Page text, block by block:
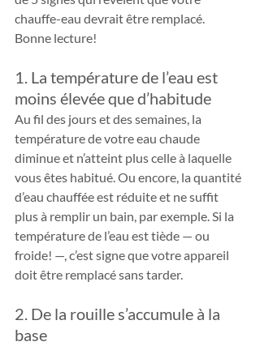
chauffe-eau devrait être remplacé.
Bonne lecture!
1. La température de l’eau est
moins élevée que d’habitude
Au fil des jours et des semaines, la
température de votre eau chaude
diminue et n’atteint plus celle à laquelle
vous êtes habitué. Ou encore, la quantité
d’eau chauffée est réduite et ne suffit
plus à remplir un bain, par exemple. Si la
température de l’eau est tiède — ou
froide! —, c’est signe que votre appareil
doit être remplacé sans tarder.
2. De la rouille s’accumule à la
base